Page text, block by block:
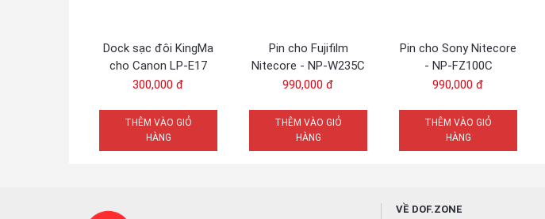
Dock sạc đôi KingMa
cho Canon LP-E17
300,000 đ
THÊM VÀO GIỎ
HÀNG
Pin cho Fujifilm
Nitecore - NP-W235C
990,000 đ
THÊM VÀO GIỎ
HÀNG
Pin cho Sony Nitecore
- NP-FZ100C
990,000 đ
THÊM VÀO GIỎ
HÀNG
VỀ DOF.ZONE